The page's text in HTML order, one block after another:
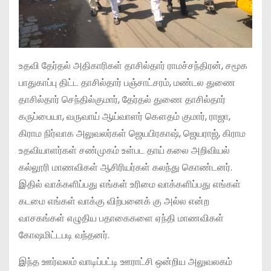
உதவி தேர்தல் அதிகாரிகள் தாசில்தார் ராமச்சந்திரன், சமூக
பாதுகாப்பு திட்ட தாசில்தார் பஞ்சாட்சரம், மண்டல துணை
தாசில்தார் செந்தில்குமார், தேர்தல் துணை தாசில்தார்
கருப்பையா, வருவாய் ஆய்வாளர் கௌதம் குமார், ராஜா,
கிராம நிர்வாக அலுவலர்கள் ஜெயபிரகாஷ், ஜெயராஜ், கிராம
உதவியாளர்கள் சண்முகம் உள்பட தாய் கலை அறிவியல்
கல்லூரி மாணவிகள் ஆசிரியர்கள் கலந்து கொண்டனர்.
இதில் வாக்களிப்பது எங்கள் உரிமை வாக்களிப்பது எங்கள்
கடமை எங்கள் வாக்கு விற்பனைக் கு அல்ல என்ற
வாசகங்கள் எழுதிய பதாகைகளை ஏந்தி மாணவிகள்
கோஷமிட்டபடி வந்தனர்.
இந்த ஊர்வலம் வாடிப்பட்டி ஊராட்சி ஒன்றிய அலுவலகம்